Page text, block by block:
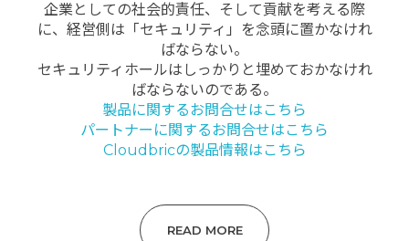
企業としての社会的責任、そして貢献を考える際
に、経営側は「セキュリティ」を念頭に置かなけれ
ばならない。
セキュリティホールはしっかりと埋めておかなけれ
ばならないのである。
製品に関するお問合せはこちら
パートナーに関するお問合せはこちら
Cloudbricの製品情報はこちら
READ MORE